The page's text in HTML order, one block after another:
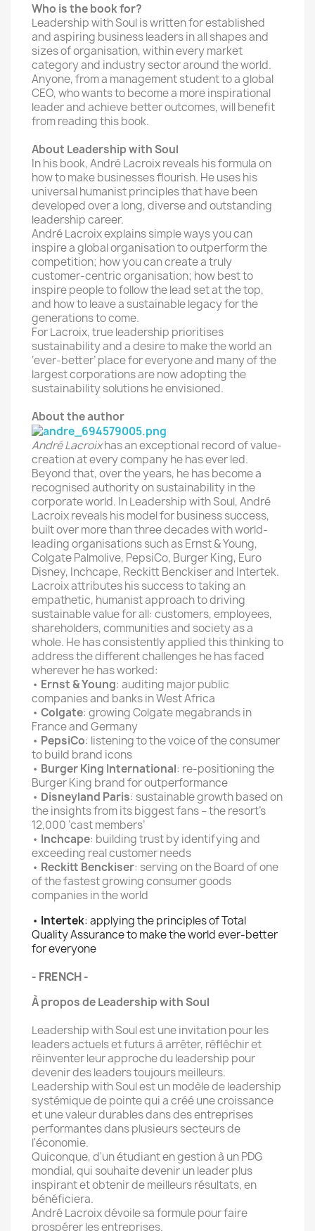
Who is the book for?
Leadership with Soul is written for established
and aspiring business leaders in all shapes and
sizes of organisation, within every market
category and industry sector around the world.
Anyone, from a management student to a global
CEO, who wants to become a more inspirational
leader and achieve better outcomes, will benefit
from reading this book.
About Leadership with Soul
In his book, André Lacroix reveals his formula on
how to make businesses flourish. He uses his
universal humanist principles that have been
developed over a long, diverse and outstanding
leadership career.
André Lacroix explains simple ways you can
inspire a global organisation to outperform the
competition; how you can create a truly
customer-centric organisation; how best to
inspire people to follow the lead set at the top,
and how to leave a sustainable legacy for the
generations to come.
For Lacroix, true leadership prioritises
sustainability and a desire to make the world an
‘ever-better’ place for everyone and many of the
largest corporations are now adopting the
sustainability solutions he envisioned.
About the author
André Lacroixhas an exceptional record of value-
creation at every company he has ever led.
Beyond that, over the years, he has become a
recognised authority on sustainability in the
corporate world. In Leadership with Soul, André
Lacroix reveals his model for business success,
built over more than three decades with world-
leading organisations such as Ernst & Young,
Colgate Palmolive, PepsiCo, Burger King, Euro
Disney, Inchcape, Reckitt Benckiser and Intertek.
Lacroix attributes his success to taking an
empathetic, humanist approach to driving
sustainable value for all: customers, employees,
shareholders, communities and society as a
whole. He has consistently applied this thinking to
address the different challenges he has faced
wherever he has worked:
• Ernst & Young: auditing major public
companies and banks in West Africa
• Colgate: growing Colgate megabrands in
France and Germany
• PepsiCo: listening to the voice of the consumer
to build brand icons
• Burger King International: re-positioning the
Burger King brand for outperformance
• Disneyland Paris: sustainable growth based on
the insights from its biggest fans – the resort’s
12,000 ‘cast members’
• Inchcape: building trust by identifying and
exceeding real customer needs
• Reckitt Benckiser: serving on the Board of one
of the fastest growing consumer goods
companies in the world
• Intertek: applying the principles of Total
Quality Assurance to make the world ever-better
for everyone
- FRENCH -
À propos de Leadership with Soul
Leadership with Soul est une invitation pour les
leaders actuels et futurs à arrêter, réfléchir et
réinventer leur approche du leadership pour
devenir des leaders toujours meilleurs.
Leadership with Soul est un modèle de leadership
systémique de pointe qui a créé une croissance
et une valeur durables dans des entreprises
performantes dans plusieurs secteurs de
l'économie.
Quiconque, d'un étudiant en gestion à un PDG
mondial, qui souhaite devenir un leader plus
inspirant et obtenir de meilleurs résultats, en
bénéficiera.
André Lacroix dévoile sa formule pour faire
prospérer les entreprises.